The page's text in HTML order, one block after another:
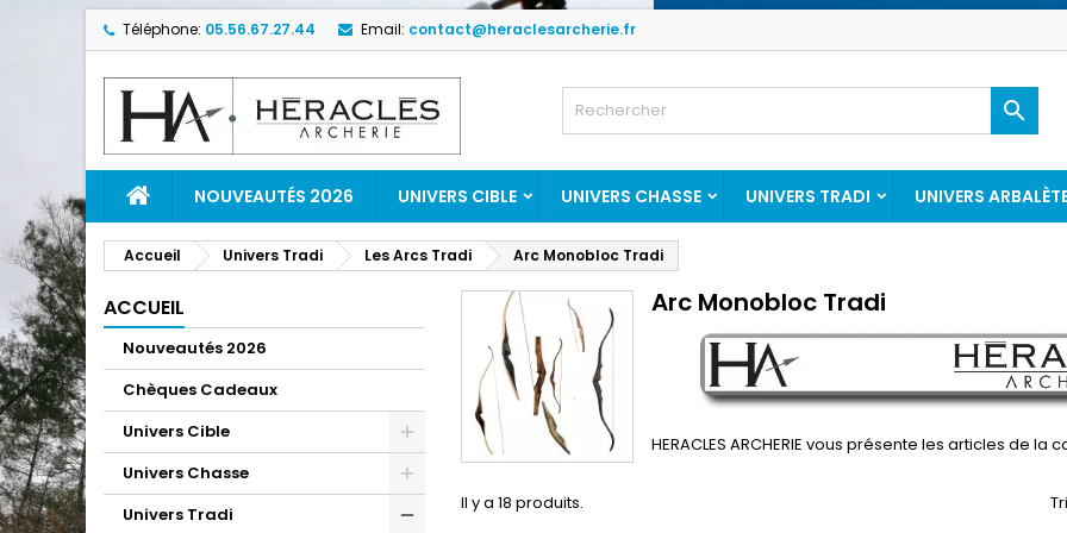
Téléphone: 05.56.67.27.44 Email: contact@heraclesarcherie.fr

NOUVEAUTÉS 2026 UNIVERS CIBLE UNIVERS CHASSE UNIVERS TRADI UNIVERS
Accueil Univers Tradi Les Arcs Tradi Arc Monobloc Tradi
ACCUEIL
Nouveautés 2026
Chèques Cadeaux
Univers Cible
Univers Chasse
Univers Tradi
Arc Monobloc Tradi
HERACLES ARCHERIE vous présente les articles de la
Il y a 18 produits.